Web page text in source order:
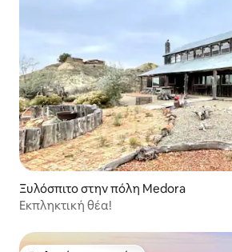
Ξυλόσπιτο στην πόλη Medora
Εκπληκτική θέα!